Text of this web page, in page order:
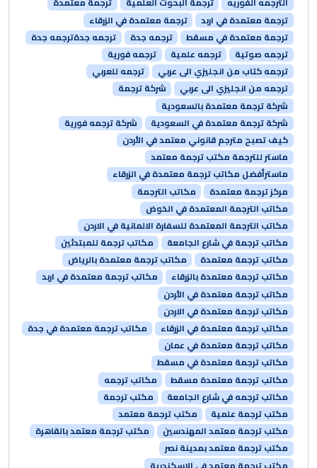
ترجمة معتمدة في اربد
ترجمة معتمدة في الزرقاء
ترجمة معتمدة في مسقط
ترجمه جدة
ترجمه جدةترجمه جدة
ترجمه صوتية
ترجمه علمية
ترجمه فورية
ترجمه كتاب من انجليزي الى عربي
ترجمه للعربي
ترجمه من انجليزي الى عربي
شركة ترجمة
شركة ترجمة معتمدة بالسعودية
شركة ترجمة معتمدة في السعودية
شركة ترجمه فورية
كيف تصبح مترجم قانوني معتمد في الأردن
ماستر للترجمة مكتب ترجمة معتمد
ماسترأفضل مكاتب ترجمة معتمدة في الزرقاء
مركز ترجمة معتمدة
مكاتب الترجمة
مكاتب الترجمة المعتمدة في الخوض
مكاتب الترجمة المعتمدة للسفارة الالمانية في الاردن
مكاتب ترجمة في شارع الجامعة
مكاتب ترجمة للمبتدئين
مكاتب ترجمة معتمدة
مكاتب ترجمة معتمدة بالرياض
مكاتب ترجمة معتمدة بالزرقاء
مكاتب ترجمة معتمدة في اربد
مكاتب ترجمة معتمدة في الأردن
مكاتب ترجمة معتمدة في الاردن
مكاتب ترجمة معتمدة في الزرقاء
مكاتب ترجمة معتمدة في جدة
مكاتب ترجمة معتمدة في عمان
مكاتب ترجمة معتمدة في مسقط
مكاتب ترجمة معتمدة مسقط
مكاتب ترجمه
مكاتب ترجمه في شارع الجامعة
مكتب ترجمة
مكتب ترجمة علمية
مكتب ترجمة معتمد
مكتب ترجمة معتمد المهندسين
مكتب ترجمة معتمد بالقاهرة
مكتب ترجمة معتمد بمدينة نصر